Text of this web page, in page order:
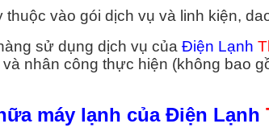
vào gói dịch vụ và linh kiện,
sử dụng dịch vụ của Điện Lạnh
nhân công thực hiện (không bao
máy lạnh của Điện Lạnh